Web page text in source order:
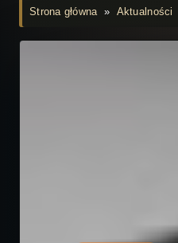
Strona główna» Aktualności